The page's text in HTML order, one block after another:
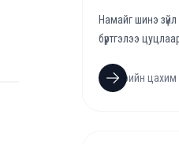
Намайг шинэ зүйл
бүртгэлээ